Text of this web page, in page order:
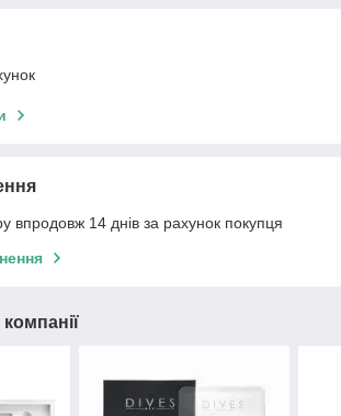
впродовж 14 днів за рахунок покупця